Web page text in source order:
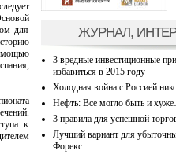
для
к
ЖУРНАЛ,
3 вредные инвестиционные
избавиться в 2015 году
Холодная война с Россией
Нефть: Все могло быть и
3 правила для успешной
Лучший вариант для
Форекс